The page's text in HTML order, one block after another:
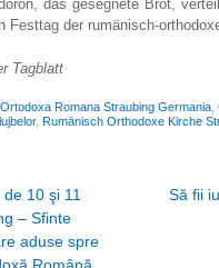
das gesegnete Brot,
der rumänisch-
Tagblatt
Romana Straubing Germania
, Rumänisch Orthodoxe Kirche
10 şi 11
– Sfinte
aduse spre
Să fii